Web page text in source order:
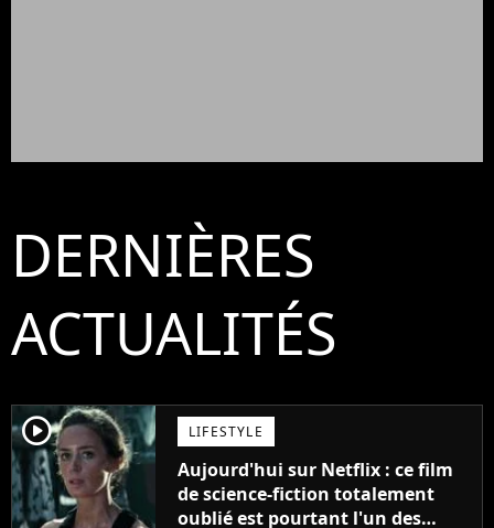
DERNIÈRES
ACTUALITÉS
player2 LIFESTYLE
Aujourd'hui sur Netflix : ce film
de science-fiction totalement
oublié est pourtant l'un des